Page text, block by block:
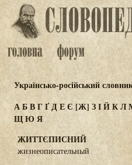
Українсько-російський
АБВГҐДЕЄ [Ж]ЗІЙКЛ
ЩЮ Я
ЖИТТЄПИСНИЙ
жизнеописательный